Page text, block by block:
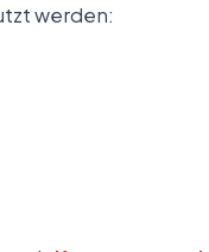
werden: